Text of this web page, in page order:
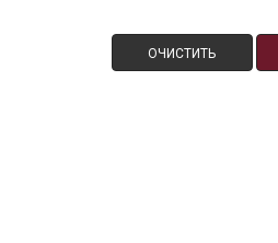
ОЧИСТИТЬ